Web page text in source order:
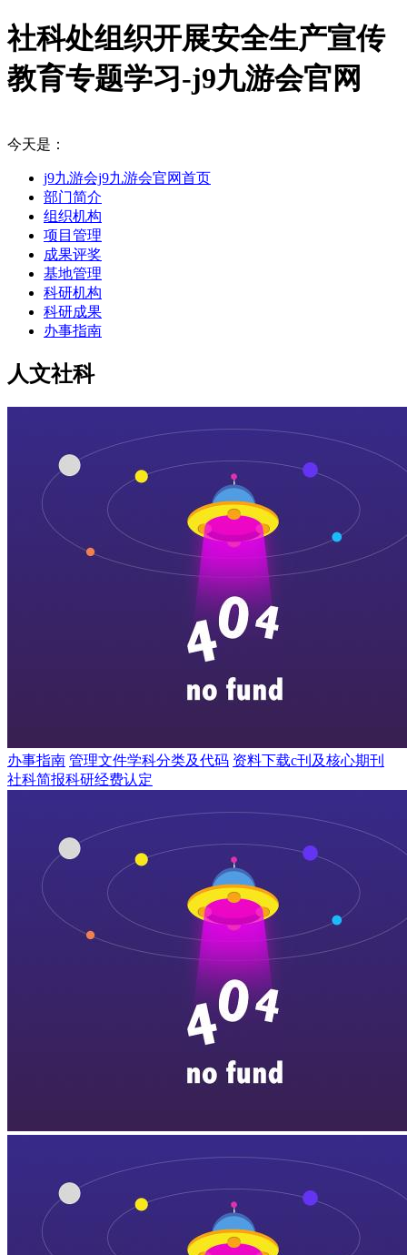
社科处组织开展安全生产宣传
教育专题学习-j9九游会官网
今天是：
j9九游会j9九游会官网首页
部门简介
组织机构
项目管理
成果评奖
基地管理
科研机构
科研成果
办事指南
人文社科
办事指南 管理文件学科分类及代码 资料下载c刊及核心期刊
社科简报科研经费认定